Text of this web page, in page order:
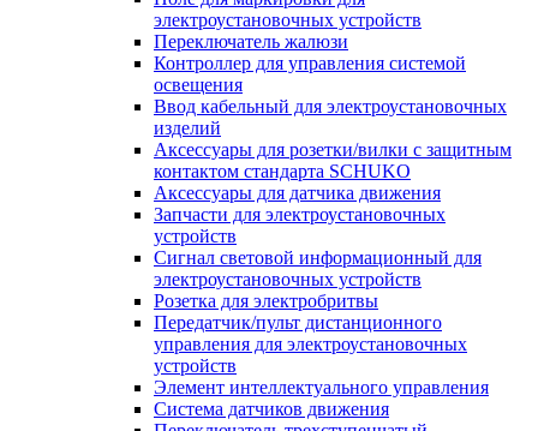
электроустановочных устройств
Переключатель жалюзи
Контроллер для управления системой
освещения
Ввод кабельный для электроустановочных
изделий
Аксессуары для розетки/вилки с защитным
контактом стандарта SCHUKO
Аксессуары для датчика движения
Запчасти для электроустановочных
устройств
Сигнал световой информационный для
электроустановочных устройств
Розетка для электробритвы
Передатчик/пульт дистанционного
управления для электроустановочных
устройств
Элемент интеллектуального управления
Система датчиков движения